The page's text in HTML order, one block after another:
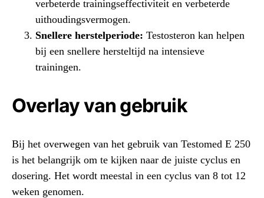
verbeterde trainingseffectiviteit en verbeterde
uithoudingsvermogen.
Snellere herstelperiode: Testosteron kan helpen
bij een snellere hersteltijd na intensieve
trainingen.
Overlay van gebruik
Bij het overwegen van het gebruik van Testomed E 250
is het belangrijk om te kijken naar de juiste cyclus en
dosering. Het wordt meestal in een cyclus van 8 tot 12
weken genomen.